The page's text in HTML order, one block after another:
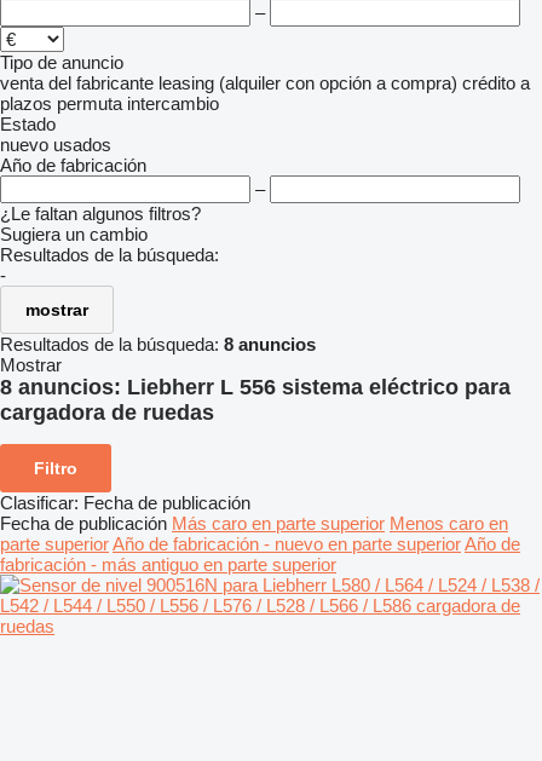
–
Tipo de anuncio
venta del fabricante leasing (alquiler con opción a compra) crédito a
plazos permuta intercambio
Estado
nuevo usados
Año de fabricación
–
¿Le faltan algunos filtros?
Sugiera un cambio
Resultados de la búsqueda:
-
mostrar
Resultados de la búsqueda: 8 anuncios
Mostrar
8 anuncios: Liebherr L 556 sistema eléctrico para
cargadora de ruedas
Filtro
Clasificar: Fecha de publicación
Fecha de publicación Más caro en parte superior Menos caro en
parte superiorAño de fabricación - nuevo en parte superiorAño de
fabricación - más antiguo en parte superior